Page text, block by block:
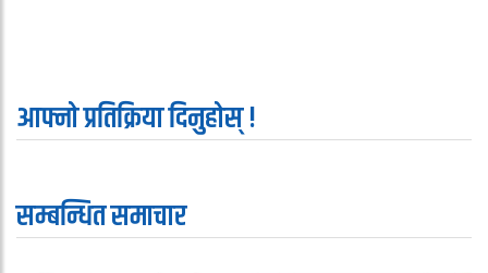
आफ्नो प्रतिक्रिया दिनुहोस् !
सम्बन्धित समाचार